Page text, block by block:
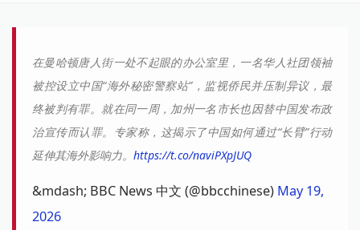
在曼哈顿唐人街一处不起眼的办公室里，一名华人社团领袖
被控设立中国“海外秘密警察站”，监视侨民并压制异议，最
终被判有罪。就在同一周，加州一名市长也因替中国发布政
治宣传而认罪。专家称，这揭示了中国如何通过“长臂”行动
延伸其海外影响力。 https://t.co/naviPXpJUQ
&mdash; BBC News 中文 (@bbcchinese) May 19,
2026